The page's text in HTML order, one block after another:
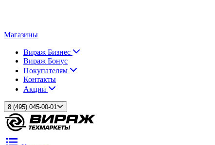
Магазины
Вираж Бизнес
Вираж Бонус
Покупателям
Контакты
Акции
8 (495) 045-00-01